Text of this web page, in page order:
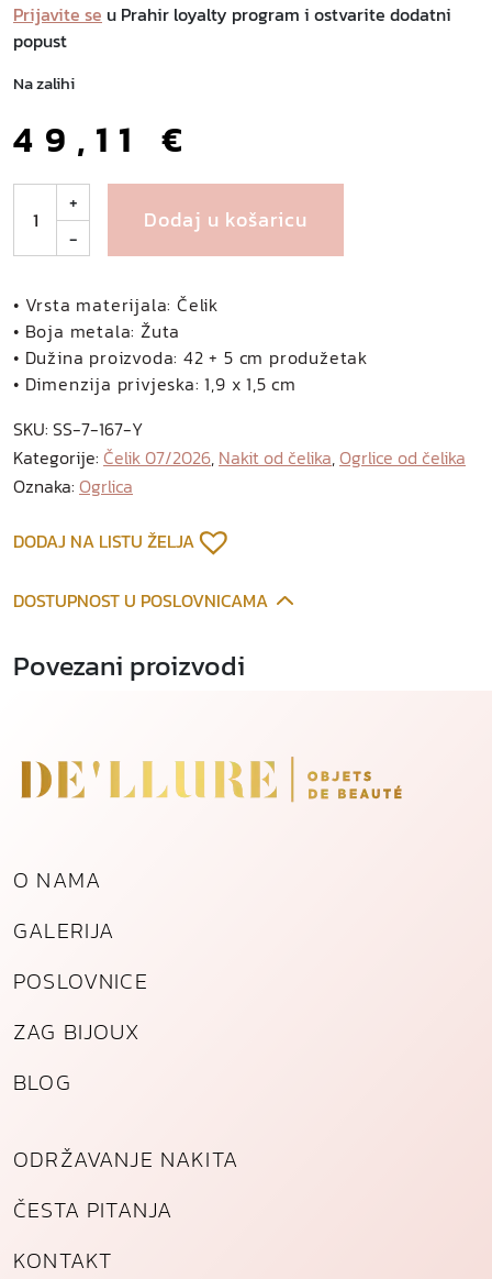
Prijavite se u Prahir loyalty program i ostvarite dodatni
popust
Na zalihi
49,11€
r
n
a
o
g
l
i
c
o
p
l
o
e
i
a
o
i
i
n
a
+
-
Dodaj u košaricu
• Vrsta materijala: Čelik
• Boja metala: Žuta
• Dužina proizvoda: 42 + 5 cm produžetak
• Dimenzija privjeska: 1,9 x 1,5 cm
SKU: SS-7-167-Y
Kategorije: Čelik 07/2026, Nakit od čelika,Ogrlice od čelika
Oznaka: Ogrlica
DODAJ NA LISTU ŽELJA
DOSTUPNOST U POSLOVNICAMA
Povezani proizvodi
O NAMA
GALERIJA
POSLOVNICE
ZAG BIJOUX
BLOG
ODRŽAVANJE NAKITA
ČESTA PITANJA
KONTAKT